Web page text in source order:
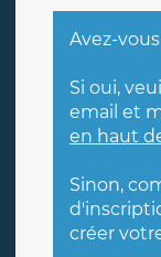
Avez-
Si oui,
email et
en haut
Sinon,
créer